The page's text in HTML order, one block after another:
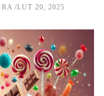
LUT 20, 2025